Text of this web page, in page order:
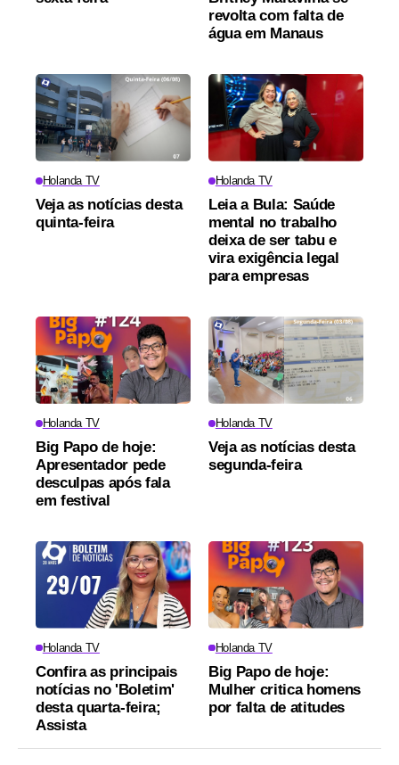
revolta com falta de
água em Manaus
Holanda TV
Veja as notícias desta
quinta-feira
Holanda TV
Leia a Bula: Saúde
mental no trabalho
deixa de ser tabu e
vira exigência legal
para empresas
Holanda TV
Big Papo de hoje:
Apresentador pede
desculpas após fala
em festival
Holanda TV
Veja as notícias desta
segunda-feira
Holanda TV
Confira as principais
notícias no 'Boletim'
desta quarta-feira;
Assista
Holanda TV
Big Papo de hoje:
Mulher critica homens
por falta de atitudes